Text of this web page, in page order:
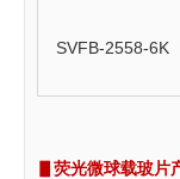
SVFB-2558-6K
▋荧光微球载玻片